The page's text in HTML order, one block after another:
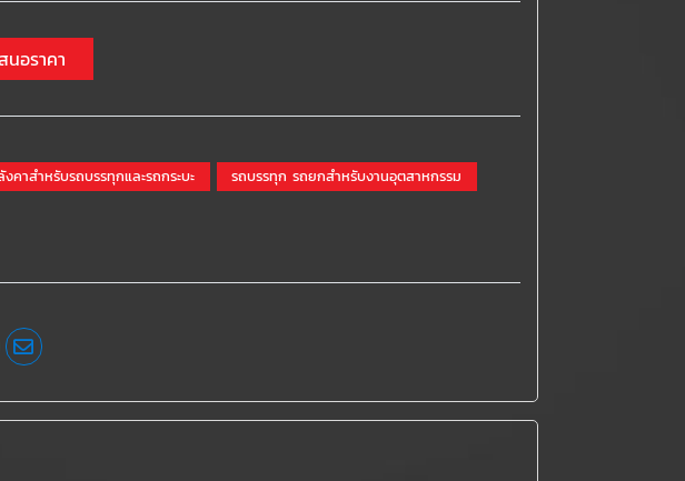
นอราคา
คาสำหรับรถบรรทุกและรถกระบะ รถบรรทุก รถยกสำหรับงานอุตสาหกรรม